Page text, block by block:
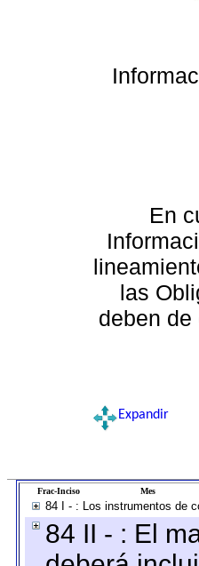
En
las
deben
Expandir
Frac-Inciso Mes
84 I - : Los instrumentos de
84 II - : El